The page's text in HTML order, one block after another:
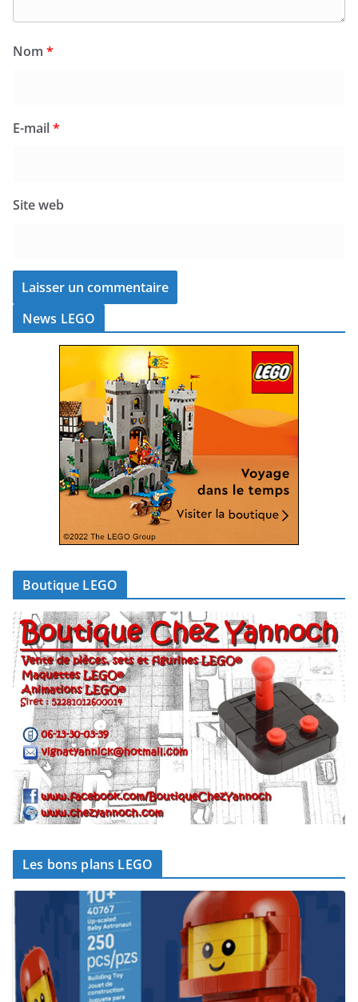
Nom *
E-mail*
Site web
News LEGO
Boutique LEGO
Les bons plans LEGO